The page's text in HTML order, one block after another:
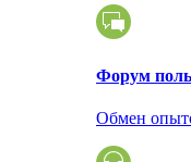
Форум
Обмен